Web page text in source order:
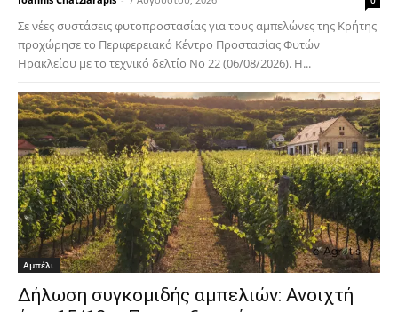
Σε νέες συστάσεις φυτοπροστασίας για τους αμπελώνες της Κρήτης
προχώρησε το Περιφερειακό Κέντρο Προστασίας Φυτών
Ηρακλείου με το τεχνικό δελτίο Νο 22 (06/08/2026). Η...
Αμπέλι
Δήλωση συγκομιδής αμπελιών: Ανοιχτή